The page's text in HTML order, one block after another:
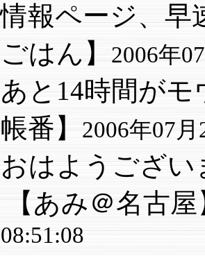
情報ページ、早
ごはん】
2006年
あと14時間が
帳番】
2006年07
おはようござい
【あみ＠名古
08:51:08